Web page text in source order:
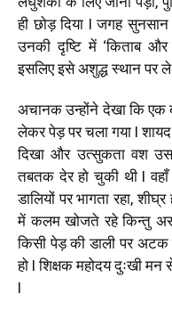
ही छोड़ दिया l जगह
उनकी दृष्टि में ‘किताब
इसलिए इसे अशुद्ध स्थान पर ले
अचानक उन्होंने देखा कि
लेकर पेड़ पर चला गया l
दिखा और उत्सुकता वश
तबतक देर हो चुकी थी l
डालियों पर भागता रहा,
में कलम खोजते रहे किन्तु
किसी पेड़ की डाली पर अटक
हो l शिक्षक महोदय दुःखी
l